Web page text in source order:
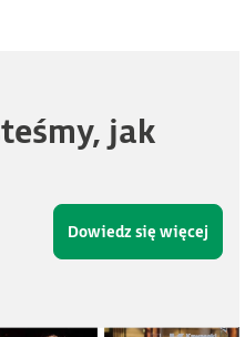
jak
Dowiedz się więcej